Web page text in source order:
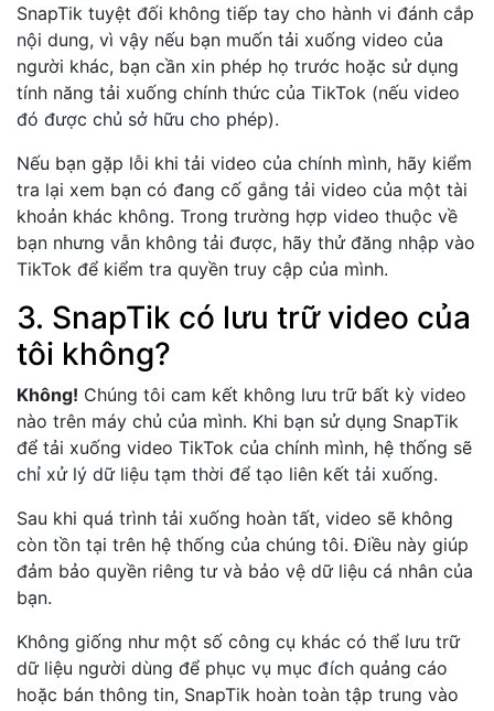
SnapTik tuyệt đối không tiếp tay cho hành vi đánh cắp
nội dung, vì vậy nếu bạn muốn tải xuống video của
người khác, bạn cần xin phép họ trước hoặc sử dụng
tính năng tải xuống chính thức của TikTok (nếu video
đó được chủ sở hữu cho phép).
Nếu bạn gặp lỗi khi tải video của chính mình, hãy kiểm
tra lại xem bạn có đang cố gắng tải video của một tài
khoản khác không. Trong trường hợp video thuộc về
bạn nhưng vẫn không tải được, hãy thử đăng nhập vào
TikTok để kiểm tra quyền truy cập của mình.
3. SnapTik có lưu trữ video của
tôi không?
Không! Chúng tôi cam kết không lưu trữ bất kỳ video
nào trên máy chủ của mình. Khi bạn sử dụng SnapTik
để tải xuống video TikTok của chính mình, hệ thống sẽ
chỉ xử lý dữ liệu tạm thời để tạo liên kết tải xuống.
Sau khi quá trình tải xuống hoàn tất, video sẽ không
còn tồn tại trên hệ thống của chúng tôi. Điều này giúp
đảm bảo quyền riêng tư và bảo vệ dữ liệu cá nhân của
bạn.
Không giống như một số công cụ khác có thể lưu trữ
dữ liệu người dùng để phục vụ mục đích quảng cáo
hoặc bán thông tin, SnapTik hoàn toàn tập trung vào